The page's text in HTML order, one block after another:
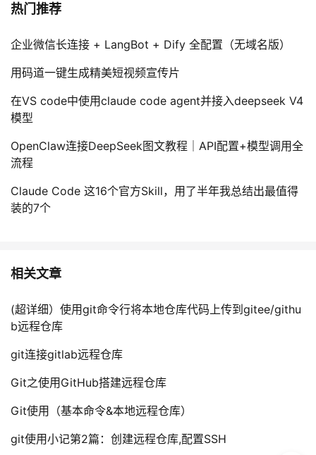
热门推荐
企业微信长连接 + LangBot + Dify 全配置（无域名版）
用码道一键生成精美短视频宣传片
在VS code中使用claude code agent并接入deepseek V4
模型
OpenClaw连接DeepSeek图文教程｜API配置+模型调用全
流程
Claude Code 这16个官方Skill，用了半年我总结出最值得
装的7个
相关文章
(超详细）使用git命令行将本地仓库代码上传到gitee/githu
b远程仓库
git连接gitlab远程仓库
Git之使用GitHub搭建远程仓库
Git使用（基本命令&本地远程仓库）
git使用小记第2篇：创建远程仓库,配置SSH